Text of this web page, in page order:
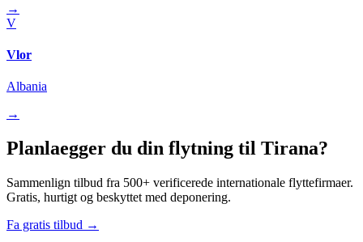
→
V
Vlor
Albania
→
Planlaegger du din flytning til Tirana?
Sammenlign tilbud fra 500+ verificerede internationale flyttefirmaer.
Gratis, hurtigt og beskyttet med deponering.
Fa gratis tilbud →